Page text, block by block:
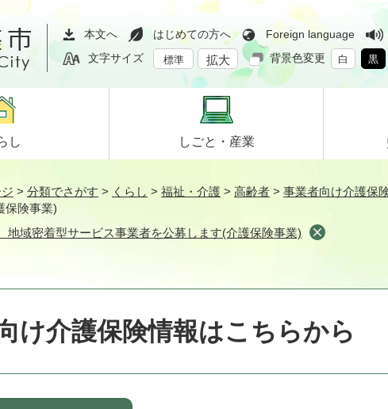
本文へ はじめての方へ Foreign language
文字サイズ
標準 拡大 背景色変更 白 黒
し しごと・ 産業
> 分類でさがす > くらし > 福祉・介護 > 高齢者 > 事業者向け介護保
保険事業)
域密着型サービス事業者を公募します(介護保険事業)
け介護保険情報はこちらから